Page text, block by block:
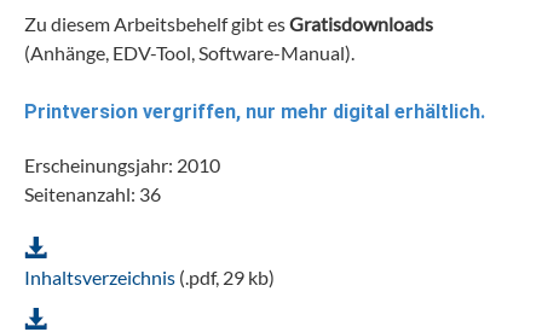
Zu diesem Arbeitsbehelf gibt esGratisdownloads
(Anhänge, EDV-Tool, Software-Manual).
Printversion vergriffen, nur mehr digital erhältlich.
Erscheinungsjahr: 2010
Seitenanzahl: 36
Inhaltsverzeichnis (.pdf, 29 kb)